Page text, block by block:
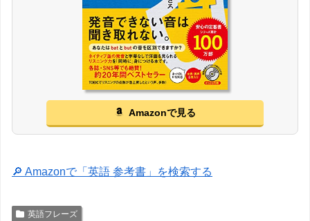
Amazonで見る
🔎 Amazonで「英語 参考書」を検索する
英語フレーズ